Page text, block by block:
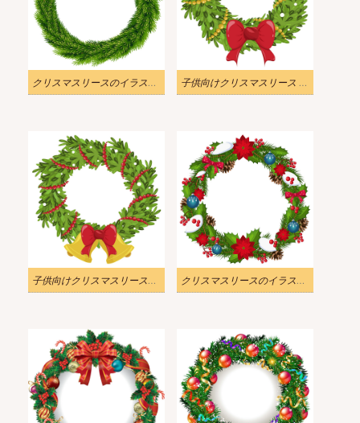
クリスマスリースのイラスト無料画像 子供向けクリスマスリース イラスト png
子供向けクリスマスリースのイラスト png クリスマスリースのイラスト png 画像